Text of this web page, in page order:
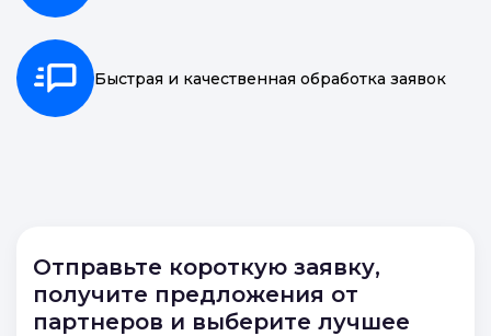
Быстрая и качественная обработка заявок
Отправьте короткую заявку,
получите предложения от
партнеров и выберите лучшее